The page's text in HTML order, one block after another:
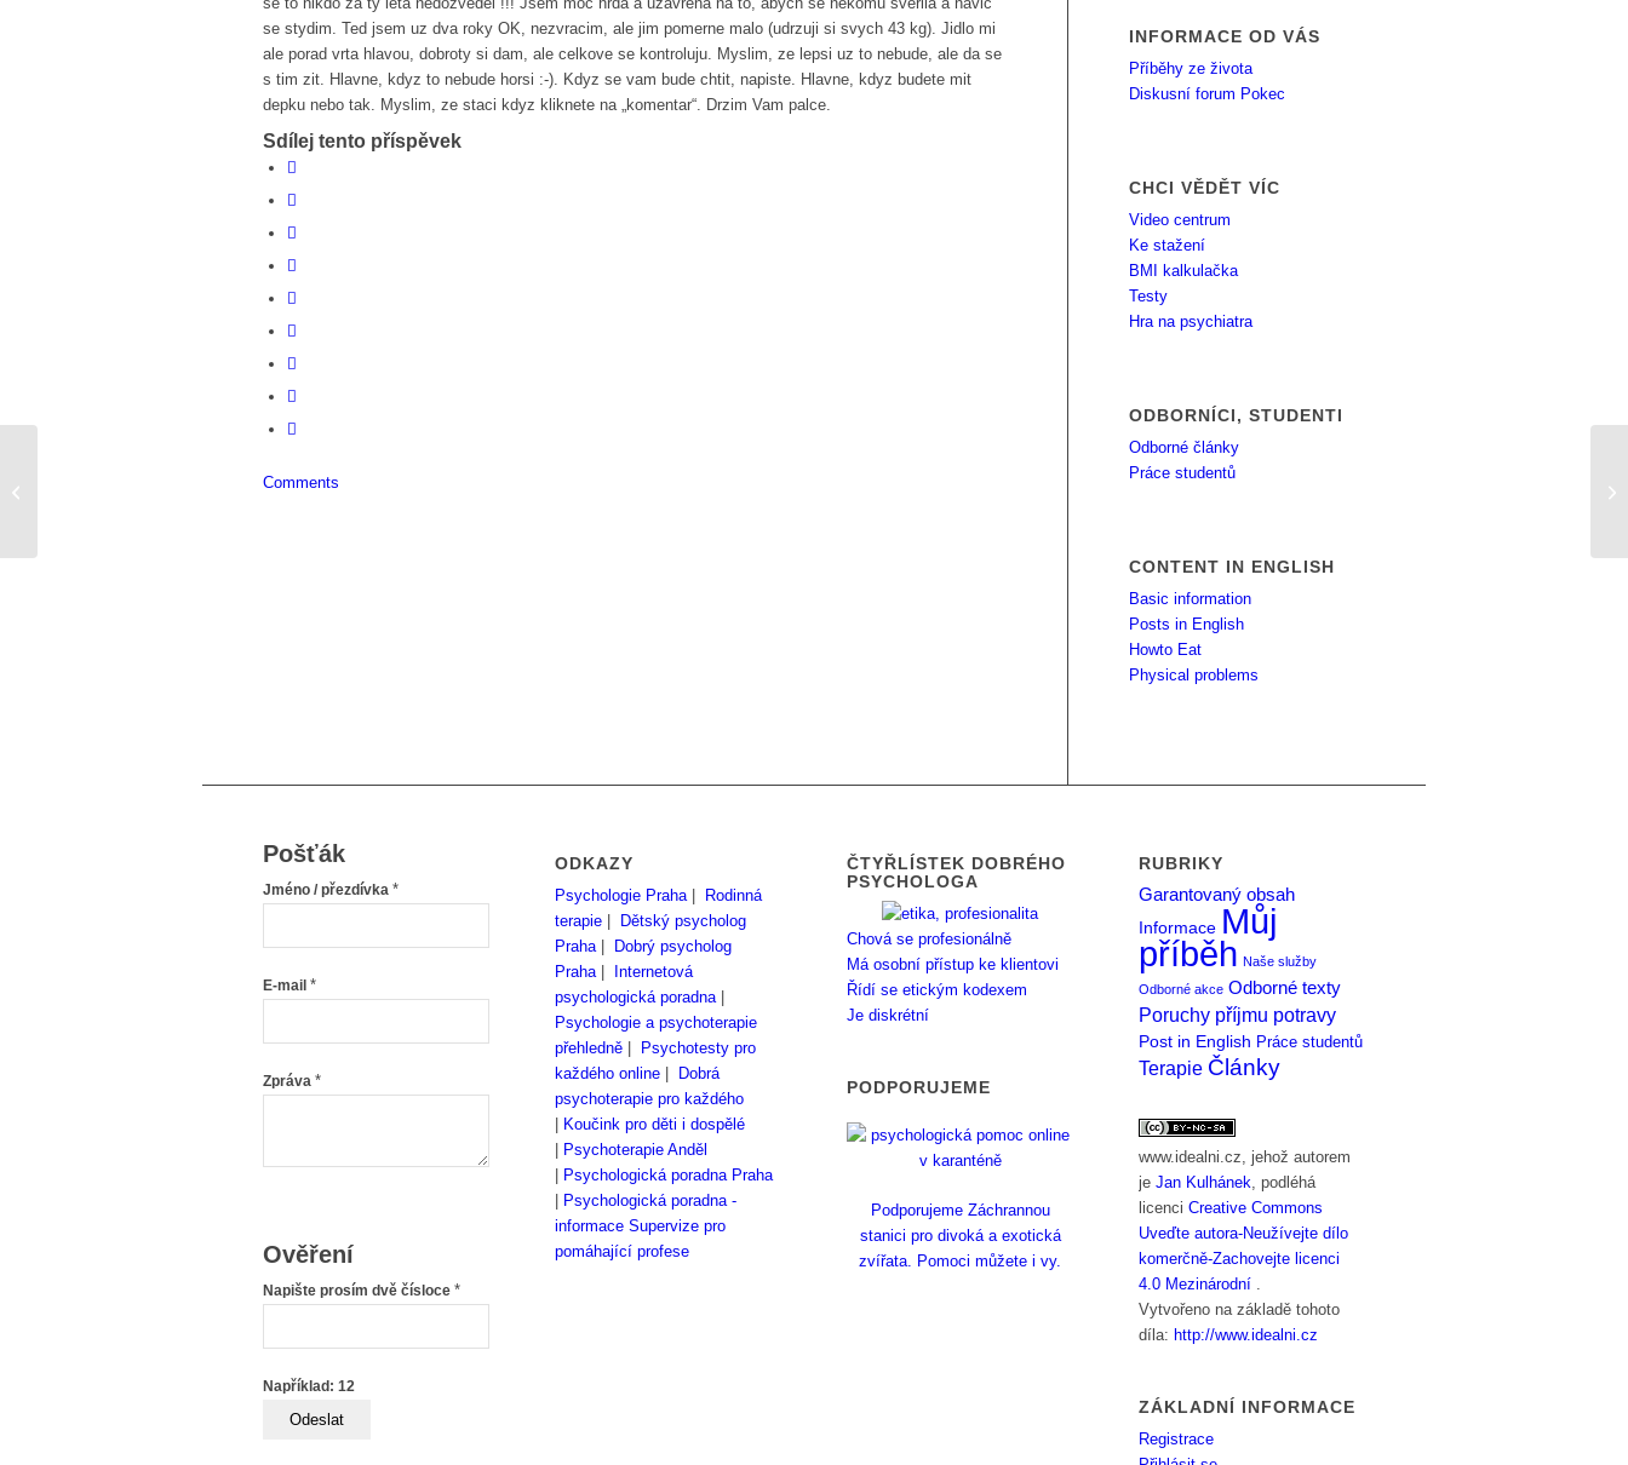
se stydim. Ted jsem uz dva roky OK, nezvracim, ale jim pomerne malo (udrzuji si svych 43 kg). Jidlo mi
ale porad vrta hlavou, dobroty si dam, ale celkove se kontroluju. Myslim, ze lepsi uz to nebude, ale da se
s tim zit. Hlavne, kdyz to nebude horsi :-). Kdyz se vam bude chtit, napiste. Hlavne, kdyz budete mit
depku nebo tak. Myslim, ze staci kdyz kliknete na „komentar“. Drzim Vam palce.
Sdílej tento příspěvek
Comments
INFORMACE OD VÁS
Příběhy ze života
Diskusní forum Pokec
CHCI VĚDĚT VÍC
Video centrum
Ke stažení
BMI kalkulačka
Testy
Hra na psychiatra
ODBORNÍCI, STUDENTI
Odborné články
Práce studentů
CONTENT IN ENGLISH
Basic information
Posts in English
Howto Eat
Physical problems
Pošťák
Jméno / přezdívka *
E-mail *
Zpráva *
Ověření
Napište prosím dvě čísloce *
Například: 12
ODKAZY
Psychologie Praha|
Rodinná
terapie
Dětský psycholog
Praha|
Dobrý psycholog
Praha|
Internetová
psychologická poradna|
Psychologie a psychoterapie
přehledně
Psychotesty pro
každého online
Dobrá
psychoterapie pro každého
Koučink pro děti i dospělé
Psychoterapie Anděl
Psychologická poradna Praha
Psychologická poradna -
informace Supervize pro
pomáhající profese
ČTYŘLÍSTEK DOBRÉHO
PSYCHOLOGA
Chová se profesionálně
Má osobní přístup ke klientovi
Řídí se etickým kodexem
Je diskrétní
PODPORUJEME
Podporujeme Záchrannou
stanici pro divoká a exotická
zvířata. Pomoci můžete i vy.
RUBRIKY
Garantovaný obsah
Informace Můj
příběh Naše služby
Odborné akce Odborné texty
Poruchy příjmu potravy
Post in English Práce studentů
Terapie Články
www.idealni.cz, jehož autorem
jeJan Kulhánek, podléhá
licenciCreative Commons
Uveďte autora-Neužívejte dílo
komerčně-Zachovejte licenci
4.0 Mezinárodní .
Vytvořeno na základě tohoto
díla: http://www.idealni.cz
ZÁKLADNÍ INFORMACE
Registrace